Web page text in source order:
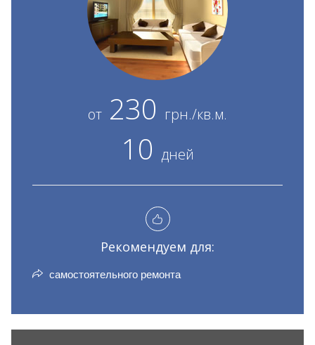
от 230 грн./кв.м.
10 дней
Рекомендуем для:
самостоятельного ремонта